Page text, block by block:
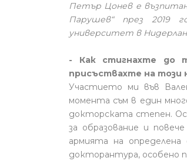
Петър Цонев е
Парушев“ през 2019
университет в
- Как стигнахте до
присъствахте на този
Участието ми във
момента съм в един
докторската степен.
за образование и
армията на
докторантура, особено